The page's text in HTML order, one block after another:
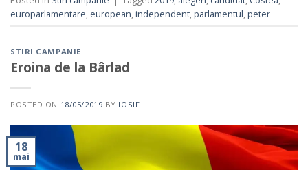
europarlamentare, european,independent,parlamentul,peter
STIRI CAMPANIE
Eroina de la Bârlad
POSTED ON 18/05/2019 BY IOSIF
18
mai